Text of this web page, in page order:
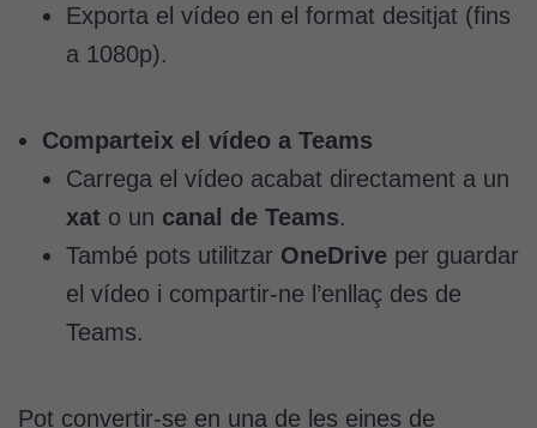
Exporta el vídeo en el format desitjat (fins
a 1080p).
Comparteix el vídeo a Teams
Carrega el vídeo acabat directament a un
xat o un canal de Teams.
També pots utilitzar OneDrive per guardar
el vídeo i compartir-ne l’enllaç des de
Teams.
Pot convertir-se en una de les eines de
són
opcionals.
necessàries
perquè el
lloc web
funcioni.